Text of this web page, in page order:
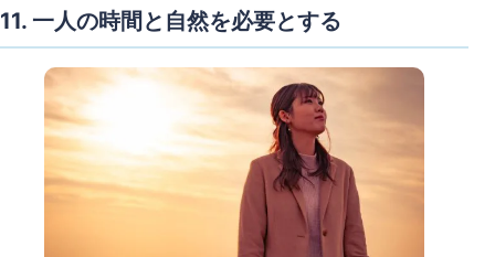
11. 一人の時間と自然を必要とする